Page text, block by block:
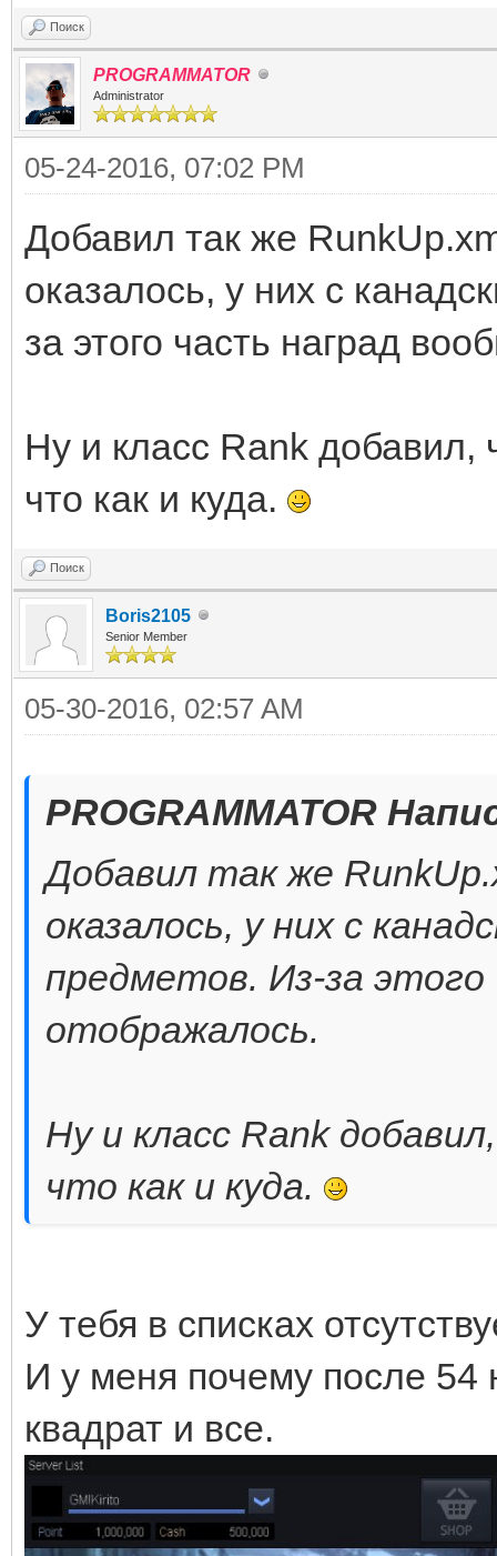
Поиск
PROGRAMMATOR
Administrator
05-24-2016, 07:02 PM
Добавил так же
оказалось, у них с
за этого часть наград
Ну и класс Rank добавил,
что как и куда.
Поиск
Boris2105
Senior Member
05-30-2016, 02:57 AM
PROGRAMMATOR
Добавил так же
оказалось, у них с
предметов. Из-за
отображалось.
Ну и класс Rank
что как и куда.
У тебя в списках
И у меня почему после 54
квадрат и все.